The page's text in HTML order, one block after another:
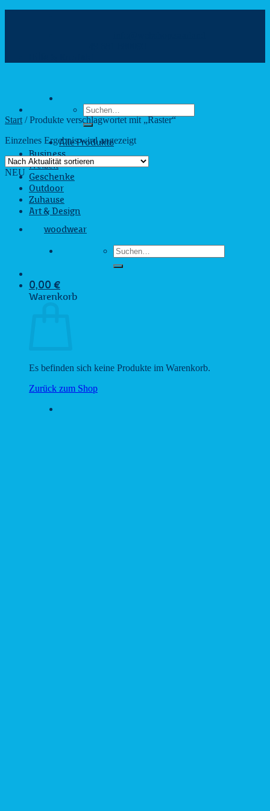
Suchen
nach:
Alle Produkte
Business
Freizeit
Geschenke
Outdoor
Zuhause
Art & Design
woodwear
Suchen
nach:
0,00 €
Warenkorb
Es befinden sich keine Produkte im Warenkorb.
Zurück zum Shop
Start /Produkte verschlagwortet mit „Raster“
Einzelnes Ergebnis wird angezeigt
NEU